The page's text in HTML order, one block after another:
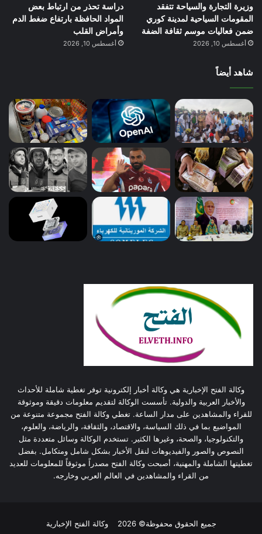
وزيرة التجارة والسياحة تتفقد
المقومات السياحية لمدينة كوري
ضمن فعاليات موسم ثقافة الضفة
أغسطس 10, 2026
دراسة تحذر من ارتباط بعض
المواد الحافظة بارتفاع ضغط الدم
وأمراض القلب
أغسطس 10, 2026
شاهد أيضاً
وكالة الفتح الإخبارية هي وكالة أخبار إلكترونية توفر تغطية شاملة للأحداث
والأخبار العربية والدولية. تأسست الوكالة لتقديم معلومات دقيقة وموثوقة
للقراء والمشاهدين على مدار الساعة. تغطي وكالة الفتح مجموعة متنوعة من
المواضيع بما في ذلك السياسة، والاقتصاد، والثقافة، والرياضة، والعلوم،
والتكنولوجيا، والصحة، وغيرها الكثير. تستخدم الوكالة وسائل متعددة مثل
النصوص والصور والفيديوهات لنقل الأخبار بشكل شامل ومتكامل. بفضل
تغطيتها الشاملة والمهنية، أصبحت وكالة الفتح مصدراً موثوقاً للمعلومات للعديد
من القراء والمشاهدين في العالم العربي وخارجه.
جميع الحقوق محفوظة© 2026 وكالة الفتح الإخبارية